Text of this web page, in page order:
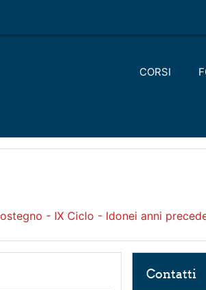
CORSI
- IX Ciclo - Idonei anni
Contatti